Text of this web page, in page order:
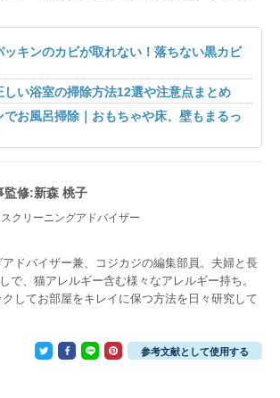
ッキンのカビが取れない！落ちない黒カビ
しい浴室の掃除方法12選や注意点まとめ
でお風呂掃除｜おもちゃや床、壁もまるっ
監修:新森 桃子
クリーニングアドバイザー
ドバイザー兼、コジカジの編集部員。夫婦と長
で、猫アレルギー含む様々なアレルギー持ち。
してお部屋をキレイに保つ方法を日々研究して
参考文献として使用する